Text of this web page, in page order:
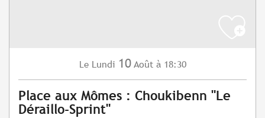
Le Lundi 10 Août à 18:30
Place aux Mômes : Choukibenn "Le
Déraillo-Sprint"